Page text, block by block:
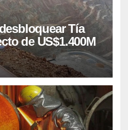
Tía
de US$1.400M
años